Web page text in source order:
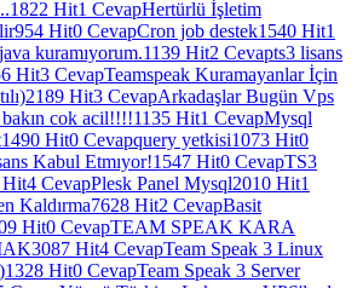
1822 Hit1 CevapHertürlü İşletim
954 Hit0 CevapCron job destek1540 Hit1
kuramıyorum.1139 Hit2 Cevapts3 lisans
Hit3 CevapTeamspeak Kuramayanlar İçin
2189 Hit3 CevapArkadaşlar Bugün Vps
cok acil!!!!1135 Hit1 CevapMysql
1490 Hit0 Cevapquery yetkisi1073 Hit0
Kabul Etmıyor!1547 Hit0 CevapTS3
Hit4 CevapPlesk Panel Mysql2010 Hit1
Kaldırma7628 Hit2 CevapBasit
Hit0 CevapTEAM SPEAK KARA
3087 Hit4 CevapTeam Speak 3 Linux
1328 Hit0 CevapTeam Speak 3 Server